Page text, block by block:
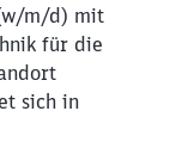
m/d) mit
für die
sich in